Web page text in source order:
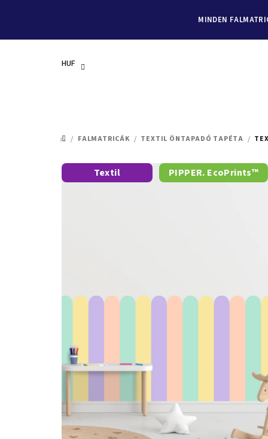
MINDEN
HUF
KEZDŐLAP
/ FALMATRICÁK / TEXTIL ÖNTAPADÓ TAPÉTA /
Textil PIPPER. EcoPrints™